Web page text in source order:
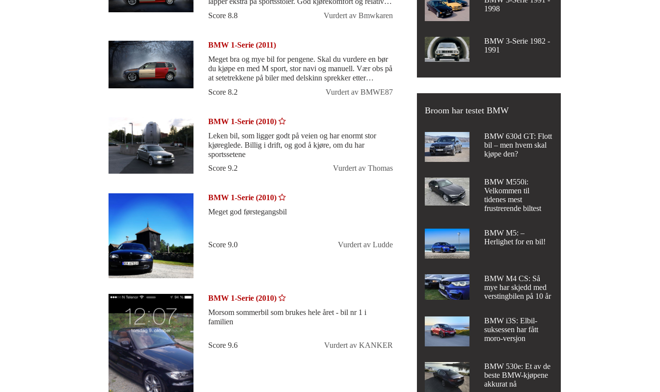
driftssikker,
Score 8.8 Vurdert av Bmwkaren
BMW 1-Serie (2011)
Meget bra og mye bil for pengene. Skal du vurdere en bør
du kjøpe en med M sport, stor navi og manuell. Vær obs på
at setetrekkene på biler med delskinn sprekker etter
Score 8.2 Vurdert av BMWE87
BMW 1-Serie (2010)
Leken bil, som ligger godt på veien og har enormt stor
kjøreglede. Billig i drift, og god å kjøre, om du har
sportssetene
Score 9.2
Vurdert av Thomas
BMW 1-Serie (2010)
Meget god førstegangsbil
Score 9.0 Vurdert av Ludde
BMW 1-Serie (2010)
Morsom sommerbil som brukes hele året - bil nr 1 i
familien
Score 9.6 Vurdert av KANKER
1998
BMW 3-Serie 1982 -
1991
Broom har testet BMW
BMW 630d GT: Flott
bil – men hvem skal
kjøpe den?
BMW M550i:
Velkommen til
tidenes mest
frustrerende biltest
BMW M5: –
Herlighet for en bil!
BMW M4 CS: Så
mye har skjedd med
verstingbilen på 10 år
BMW i3S: Elbil-
suksessen har fått
moro-versjon
BMW 530e: Et av de
beste BMW-kjøpene
akkurat nå